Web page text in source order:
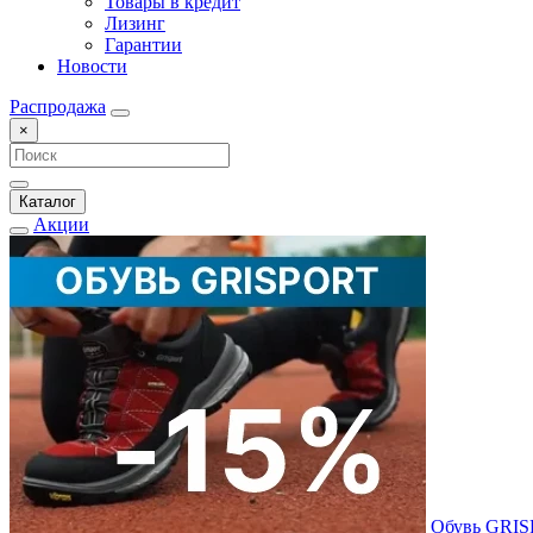
Лизинг
Гарантии
Новости
Распродажа
×
Каталог
Акции
Обувь